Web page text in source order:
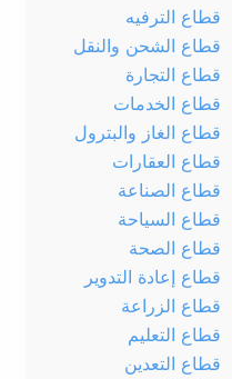
قطاع الترفيه
قطاع الشحن والنقل
قطاع التجارة
قطاع الخدمات
قطاع الغاز والبترول
قطاع العقارات
قطاع الصناعة
قطاع السياحة
قطاع الصحة
قطاع إعادة التدوير
قطاع الزراعة
قطاع التعليم
قطاع التعدين